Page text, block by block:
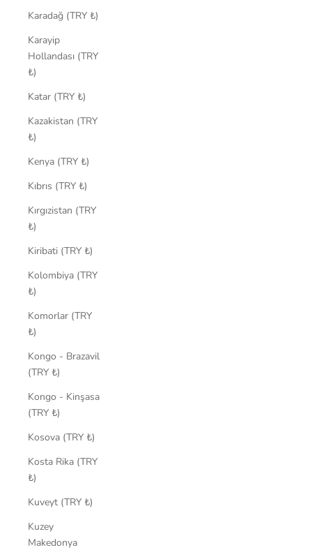
Karadağ (TRY ₺)
Karayip
Hollandası (TRY
₺)
Katar (TRY ₺)
Kazakistan (TRY
₺)
Kenya (TRY ₺)
Kıbrıs (TRY ₺)
Kırgızistan (TRY
₺)
Kiribati (TRY ₺)
Kolombiya (TRY
₺)
Komorlar (TRY
₺)
Kongo - Brazavil
(TRY ₺)
Kongo - Kinşasa
(TRY ₺)
Kosova (TRY ₺)
Kosta Rika (TRY
₺)
Kuveyt (TRY ₺)
Kuzey
Makedonya